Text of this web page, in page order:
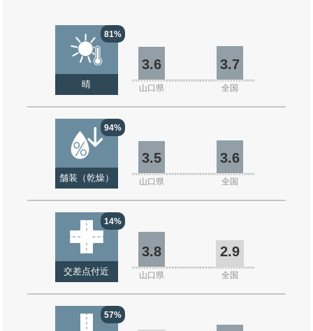
81%
晴
3.6 3.7
山口県 全国
94%
舗装（乾燥）
3.5 3.6
山口県 全国
14%
交差点付近
3.8 2.9
山口県 全国
57%